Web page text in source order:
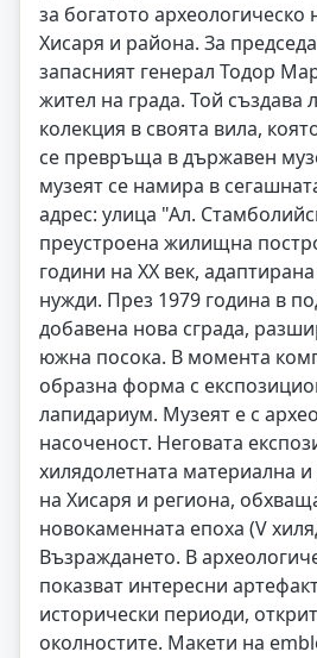
за богатото археологическо
Хисаря и района. За
запасният генерал Тодор
жител на града. Той създава
колекция в своята вила,
се превръща в държавен
музеят се намира в
адрес: улица "Ал.
преустроена жилищна
години на ХХ век,
нужди. През 1979 година в
добавена нова сграда,
южна посока. В момента
образна форма с
лапидариум. Музеят е с
насоченост. Неговата
хилядолетната материална и
на Хисаря и региона,
новокаменната епоха (V
Възраждането. В
показват интересни
исторически периоди,
околностите. Макети на